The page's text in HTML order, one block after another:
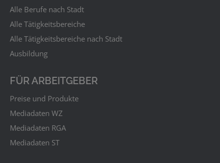
Alle Berufe nach Stadt
Alle Tätigkeitsbereiche
Alle Tätigkeitsbereiche nach Stadt
Ausbildung
FÜR ARBEITGEBER
Preise und Produkte
Mediadaten WZ
Mediadaten RGA
Mediadaten ST